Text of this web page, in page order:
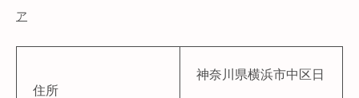
ア
住所
神奈川県横浜市中区日